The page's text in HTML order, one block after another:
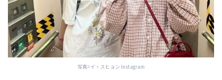
写真=イ・スヒョン Instagram